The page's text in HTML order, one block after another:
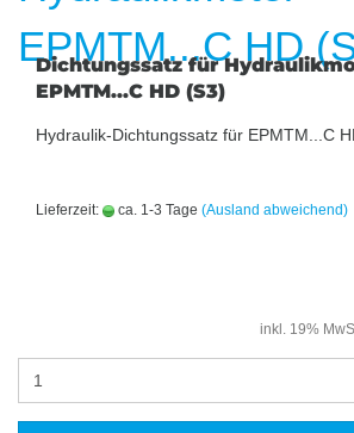
Dichtungssatz für
EPMTM...C HD (S3)
Hydraulik-Dichtungssatz für EPMTM...C
Lieferzeit: ca. 1-3 Tage (Ausland abweichend)
inkl. 19%